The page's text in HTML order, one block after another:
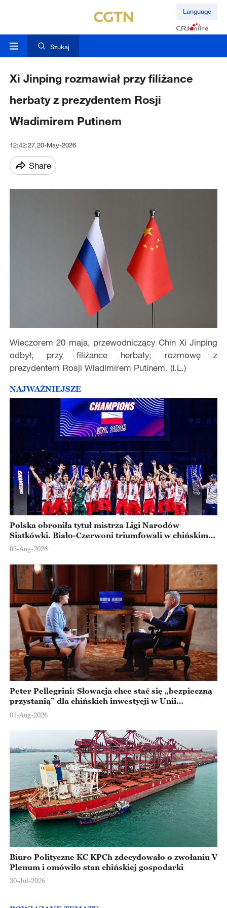
Language
Szukaj
Xi Jinping rozmawiał przy filiżance
herbaty z prezydentem Rosji
Władimirem Putinem
12:42:27,20-May-2026
Share
Wieczorem 20 maja, przewodniczący Chin Xi Jinping
odbył, przy filiżance herbaty, rozmowę z
prezydentem Rosji Władimirem Putinem. (I.L.)
NAJWAŻNIEJSZE
Polska obroniła tytuł mistrza Ligi Narodów
Siatkówki. Biało-Czerwoni triumfowali w chińskim
Ningbo
03-Aug-2026
Peter Pellegrini: Słowacja chce stać się „bezpieczną
przystanią” dla chińskich inwestycji w Unii
Europejskiej
01-Aug-2026
Biuro Polityczne KC KPCh zdecydowało o zwołaniu V
Plenum i omówiło stan chińskiej gospodarki
30-Jul-2026